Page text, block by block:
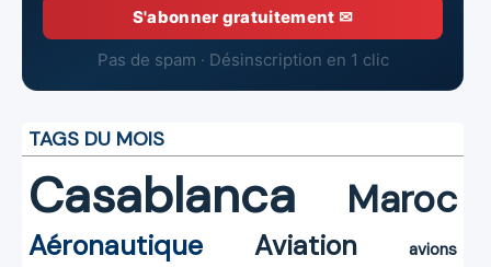
S'abonner gratuitement ✉
Pas de spam · Désinscription en 1 clic
TAGS DU MOIS
Casablanca Maroc
Aéronautique Aviation
avions